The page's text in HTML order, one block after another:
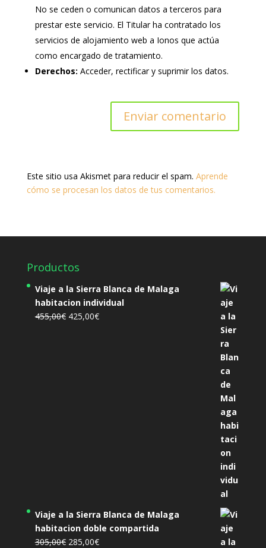
No se ceden o comunican datos a terceros para
prestar este servicio. El Titular ha contratado los
servicios de alojamiento web a Ionos que actúa
como encargado de tratamiento.
Derechos: Acceder, rectificar y suprimir los datos.
Este sitio usa Akismet para reducir el spam. Aprende
cómo se procesan los datos de tus comentarios.
Productos
Viaje a la Sierra Blanca de Malaga
habitacion individual
455,00€ El
425,00€El
Viaje a la Sierra Blanca de Malaga
habitacion doble compartida
305,00€ El
285,00€El